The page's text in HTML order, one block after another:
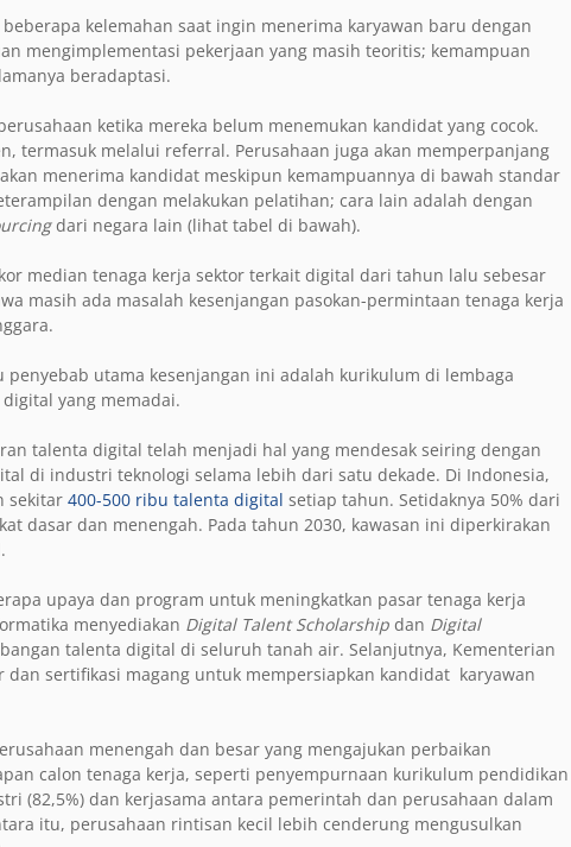
kelemahan saat ingin menerima karyawan baru dengan
mengimplementasi pekerjaan yang masih teoritis; kemampuan
beradaptasi.
ketika mereka belum menemukan kandidat yang cocok.
termasuk melalui referral. Perusahaan juga akan memperpanjang
menerima kandidat meskipun kemampuannya di bawah standar
dengan melakukan pelatihan; cara lain adalah dengan
dari negara lain (lihat tabel di bawah).
median tenaga kerja sektor terkait digital dari tahun lalu sebesar
masih ada masalah kesenjangan pasokan-permintaan tenaga kerja
penyebab utama kesenjangan ini adalah kurikulum di lembaga
yang memadai.
talenta digital telah menjadi hal yang mendesak seiring dengan
di industri teknologi selama lebih dari satu dekade. Di Indonesia,
sekitar 400-500 ribu talenta digital setiap tahun. Setidaknya 50% dari
dasar dan menengah. Pada tahun 2030, kawasan ini diperkirakan
upaya dan program untuk meningkatkan pasar tenaga kerja
menyediakan Digital Talent Scholarship dan Digital
talenta digital di seluruh tanah air. Selanjutnya, Kementerian
sertifikasi magang untuk mempersiapkan kandidat karyawan
menengah dan besar yang mengajukan perbaikan
calon tenaga kerja, seperti penyempurnaan kurikulum pendidikan
(82,5%) dan kerjasama antara pemerintah dan perusahaan dalam
itu, perusahaan rintisan kecil lebih cenderung mengusulkan